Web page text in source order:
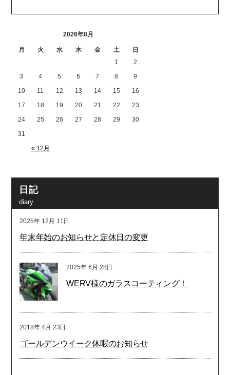
2026年8月
月 火 水 木 金 土 日
« 12月
1
2
3
4 5 6 7 8
9
10
11 12 13 14 15
16
17
18 19 20 21 22
23
24
25 26 27 28 29
30
31
日記
diary
2025年 12月 11日
年末年始のお知らせと定休日の変更
2025年 6月 28日
WERV様のガラスコーティング！
2018年 4月 23日
ゴールデンウイーク休暇のお知らせ